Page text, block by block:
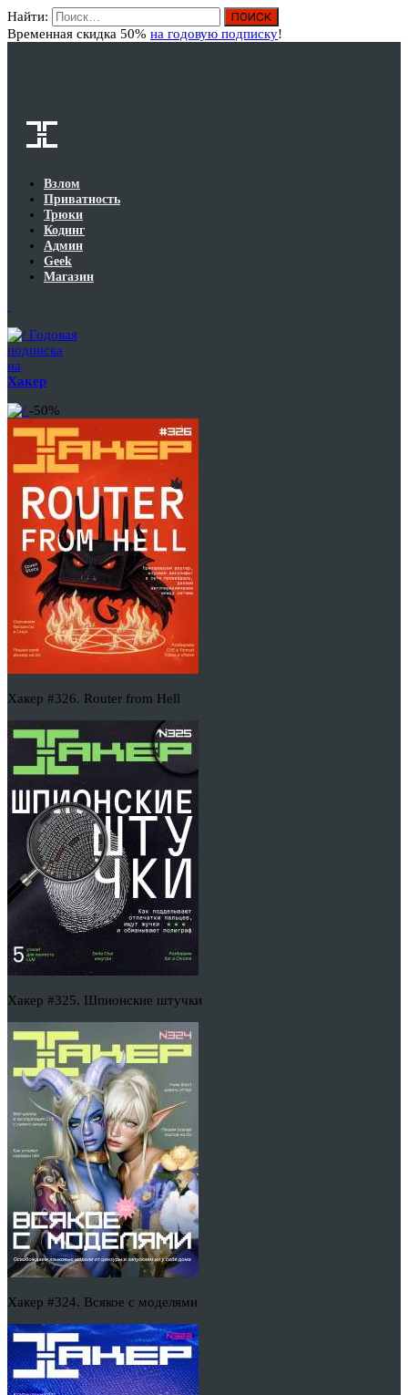
Найти:
Временная скидка 50% на годовую подписку!
Взлом
Приватность
Трюки
Кодинг
Админ
Geek
Магазин
Годовая
подписка
на
Хакер
-50%
Хакер #326. Router from Hell
Хакер #325. Шпионские штучки
Хакер #324. Всякое с моделями